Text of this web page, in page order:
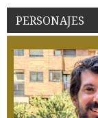
PERSONAJES